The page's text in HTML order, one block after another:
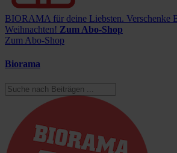
BIORAMA für deine Liebsten. Verschenke
Weihnachten! Zum Abo-Shop
Zum Abo-Shop
Biorama